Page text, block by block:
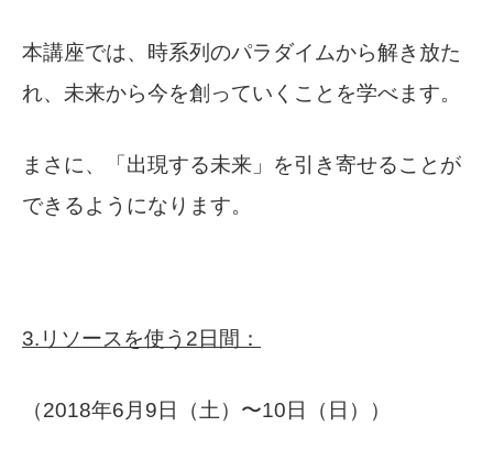
本講座では、時系列のパラダイムから解き放た
れ、未来から今を創っていくことを学べます。
まさに、「出現する未来」を引き寄せることが
できるようになります。
3.リソースを使う2日間：
（2018年6月9日（土）〜10日（日））